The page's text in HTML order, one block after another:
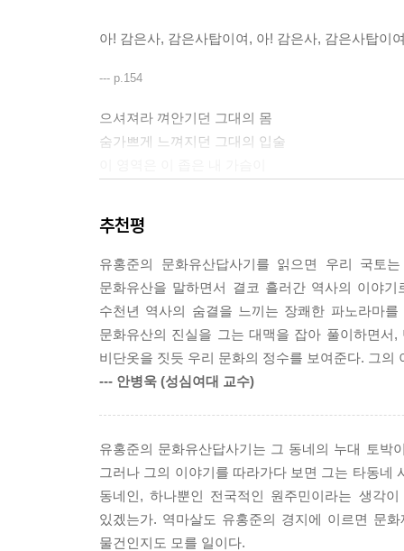
아! 감은사, 감은사탑이여, 아! 감은사, 감은사탑이
--- p.154
으셔져라 껴안기던 그대의 몸
숨가쁘게 느껴지던 그대의 입술
나도 모르게
그 고운 모습들을 싸안은 세월이
뒷담을 넘는 것을 창공은 보았다잖아요.
--- p.110
우리는 역사를 배우면서 '찬란한 문화'라는 말을
황하게 설명하고도 문화를 설명할 때는 '찬란하였
--- p.146
솜씨는 그 옛날을 따라가지 못한다. 어쩌면 경험
본의 범종학자인 쓰보이 료헤이에 의하면 몇해
다. 장주하고 맑은 소리뿐만 아니라 긴 여운을 갖
추천평
유홍준의 문화유산답사기를 읽으면 우리 국토
문화유산을 말하면서 결코 흘러간 역사의 이야
수천년 역사의 숨결을 느끼는 장쾌한 파노라마
문화유산의 진실을 그는 대맥을 잡아 풀이하면
비단옷을 짓듯 우리 문화의 정수를 보여준다. 그
--- 안병욱 (성심여대 교수)
유홍준의 문화유산답사기는 그 동네의 누대 토박
그러나 그의 이야기를 따라가다 보면 그는 타동네
동네인, 하나뿐인 전국적인 원주민이라는 생각
있겠는가. 역마살도 유홍준의 경지에 이르면 문
물건인지도 모를 일이다.